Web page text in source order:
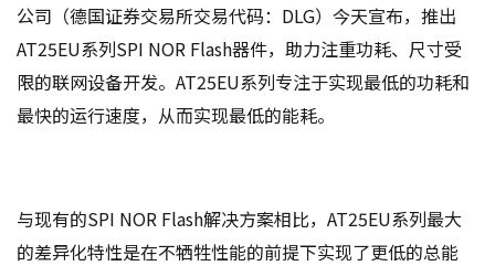
公司（德国证券交易所交易代码：DLG）今天宣布，推出
AT25EU系列SPI NOR Flash器件，助力注重功耗、尺寸受
限的联网设备开发。AT25EU系列专注于实现最低的功耗和
最快的运行速度，从而实现最低的能耗。
与现有的SPI NOR Flash解决方案相比，AT25EU系列最大
的差异化特性是在不牺牲性能的前提下实现了更低的总能